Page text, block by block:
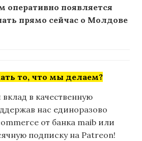
оперативно появляется
прямо сейчас о Молдове
то, что мы делаем?
в качественную
нас единоразово
от банка maib или
подписку на Patreon!